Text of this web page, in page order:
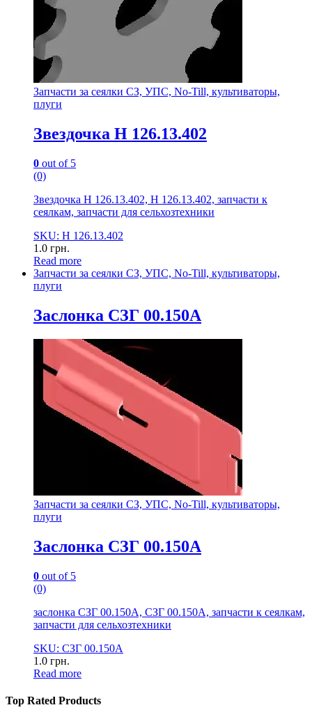
Запчасти за сеялки СЗ, УПС, No-Till, культиваторы,
плуги
Звездочка Н 126.13.402
0 out of 5
(0)
Звездочка Н 126.13.402, Н 126.13.402, запчасти к
сеялкам, запчасти для сельхозтехники
SKU: Н 126.13.402
1.0 грн.
Read more
Запчасти за сеялки СЗ, УПС, No-Till, культиваторы,
плуги
Заслонка СЗГ 00.150А
Запчасти за сеялки СЗ, УПС, No-Till, культиваторы,
плуги
Заслонка СЗГ 00.150А
0 out of 5
(0)
заслонка СЗГ 00.150А, СЗГ 00.150А, запчасти к сеялкам,
запчасти для сельхозтехники
SKU: СЗГ 00.150А
1.0 грн.
Read more
Top Rated Products